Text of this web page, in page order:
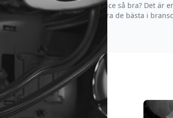
Varför är vår kundservice så bra? Det är
strävar efter att vara de bästa i